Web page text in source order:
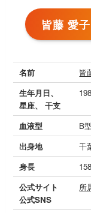
皆藤 愛
名前
皆
生年月日、
星座、 干支
血液型
B型
出身地
千
身長
公式サイト
公式SNS
所